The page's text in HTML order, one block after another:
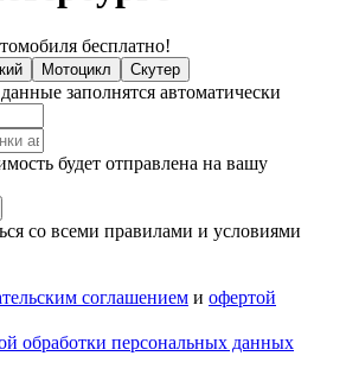
бесплатно!
Мотоцикл Скутер
заполнятся автоматически
будет отправлена на вашу
со всеми правилами и условиями
соглашением и офертой
обработки персональных данных